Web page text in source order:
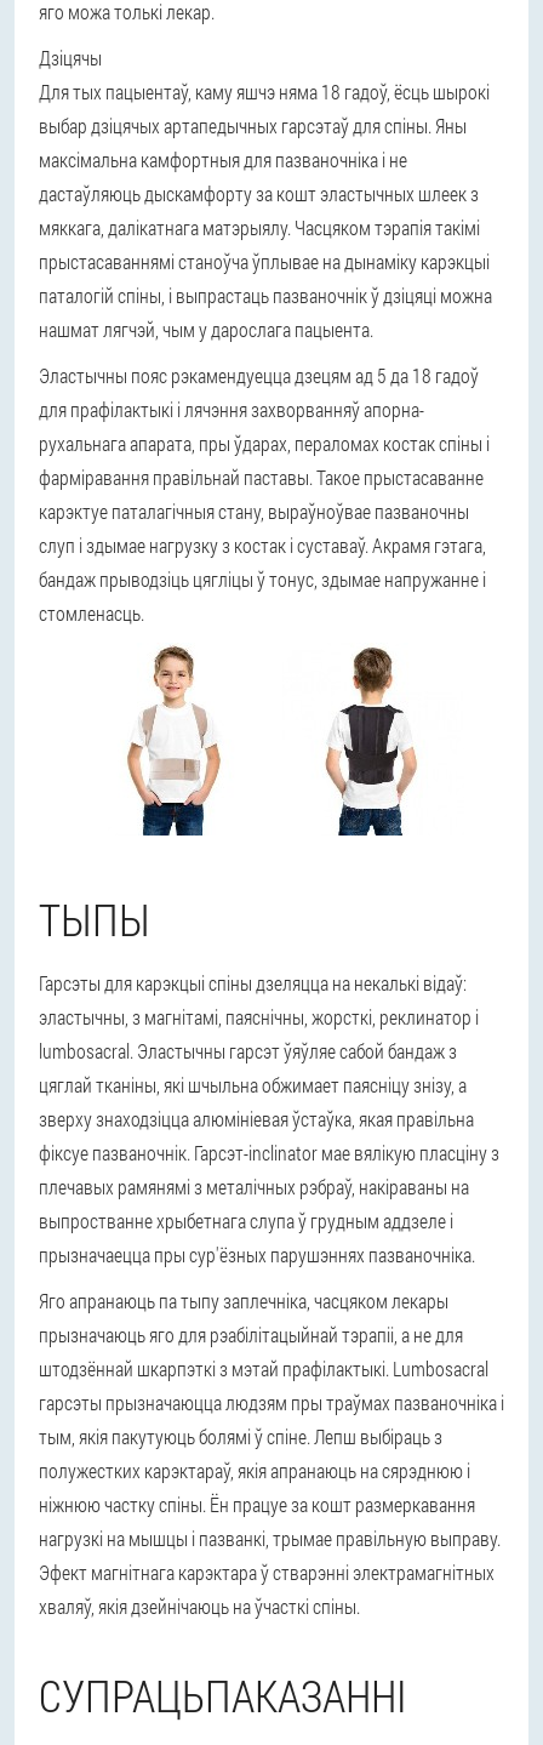
яго можа толькі лекар.
Дзіцячы
Для тых пацыентаў, каму яшчэ няма 18 гадоў, ёсць шырокі
выбар дзіцячых артапедычных гарсэтаў для спіны. Яны
максімальна камфортныя для пазваночніка і не
дастаўляюць дыскамфорту за кошт эластычных шлеек з
мяккага, далікатнага матэрыялу. Часцяком тэрапія такімі
прыстасаваннямі станоўча ўплывае на дынаміку карэкцыі
паталогій спіны, і выпрастаць пазваночнік ў дзіцяці можна
нашмат лягчэй, чым у дарослага пацыента.
Эластычны пояс рэкамендуецца дзецям ад 5 да 18 гадоў
для прафілактыкі і лячэння захворванняў апорна-
рухальнага апарата, пры ўдарах, пераломах костак спіны і
фарміравання правільнай паставы. Такое прыстасаванне
карэктуе паталагічныя стану, выраўноўвае пазваночны
слуп і здымае нагрузку з костак і суставаў. Акрамя гэтага,
бандаж прыводзіць цягліцы ў тонус, здымае напружанне і
стомленасць.
ТЫПЫ
Гарсэты для карэкцыі спіны дзеляцца на некалькі відаў:
эластычны, з магнітамі, паяснічны, жорсткі, реклинатор і
lumbosacral. Эластычны гарсэт ўяўляе сабой бандаж з
цяглай тканіны, які шчыльна обжимает паясніцу знізу, а
зверху знаходзіцца алюмініевая ўстаўка, якая правільна
фіксуе пазваночнік. Гарсэт-inclinator мае вялікую пласціну з
плечавых рамянямі з металічных рэбраў, накіраваны на
выпростванне хрыбетнага слупа ў грудным аддзеле і
прызначаецца пры сур'ёзных парушэннях пазваночніка.
Яго апранаюць па тыпу заплечніка, часцяком лекары
прызначаюць яго для рэабілітацыйнай тэрапіі, а не для
штодзённай шкарпэткі з мэтай прафілактыкі. Lumbosacral
гарсэты прызначаюцца людзям пры траўмах пазваночніка і
тым, якія пакутуюць болямі ў спіне. Лепш выбіраць з
полужестких карэктараў, якія апранаюць на сярэднюю і
ніжнюю частку спіны. Ён працуе за кошт размеркавання
нагрузкі на мышцы і пазванкі, трымае правільную выправу.
Эфект магнітнага карэктара ў стварэнні электрамагнітных
хваляў, якія дзейнічаюць на ўчасткі спіны.
СУПРАЦЬПАКАЗАННІ